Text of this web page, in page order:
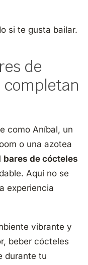
si te gusta bailar.
de
completan
como Aníbal, un
o una azotea
bares de cócteles
Aquí no se
experiencia
vibrante y
beber cócteles
durante tu